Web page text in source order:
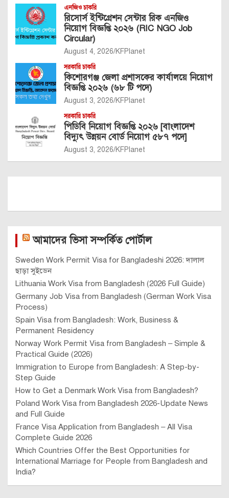
এনজিও চাকরি
রিসোর্স ইন্টিগ্রেশন সেন্টার রিক এনজিও
নিয়োগ বিজ্ঞপ্তি ২০২৬ (RIC NGO Job
Circular)
August 4, 2026 KFPlanet
সরকারি চাকরি
কিশোরগঞ্জ জেলা প্রশাসকের কার্যালয়ে নিয়োগ
বিজ্ঞপ্তি ২০২৬ (৬৮ টি পদে)
August 3, 2026 KFPlanet
সরকারি চাকরি
পিডিবি নিয়োগ বিজ্ঞপ্তি ২০২৬ [বাংলাদেশ
বিদ্যুৎ উন্নয়ন বোর্ড নিয়োগ ৫৮৭ পদে]
August 3, 2026 KFPlanet
আমাদের ভিসা সম্পর্কিত পোর্টাল
Sweden Work Permit Visa for Bangladeshi 2026: দালাল
ছাড়া সুইডেন
Lithuania Work Visa from Bangladesh (2026 Full Guide)
Germany Job Visa from Bangladesh (German Work Visa
Process)
Spain Visa from Bangladesh: Work, Business &
Permanent Residency
Norway Work Permit Visa from Bangladesh – Simple &
Practical Guide (2026)
Immigration to Europe from Bangladesh: A Step-by-
Step Guide
How to Get a Denmark Work Visa from Bangladesh?
Poland Work Visa from Bangladesh 2026-Update News
and Full Guide
France Visa Application from Bangladesh – All Visa
Complete Guide 2026
Which Countries Offer the Best Opportunities for
International Marriage for People from Bangladesh and
India?